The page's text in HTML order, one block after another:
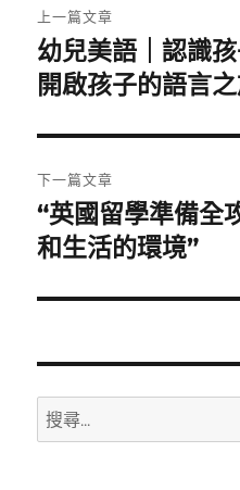
章
導
覽
上一篇文章
上
一
文
章:
幼兒美語｜認識
開啟孩子的語言
下一篇文章
下
一
文
“英國留學準備全
和生活的環境”
搜
尋